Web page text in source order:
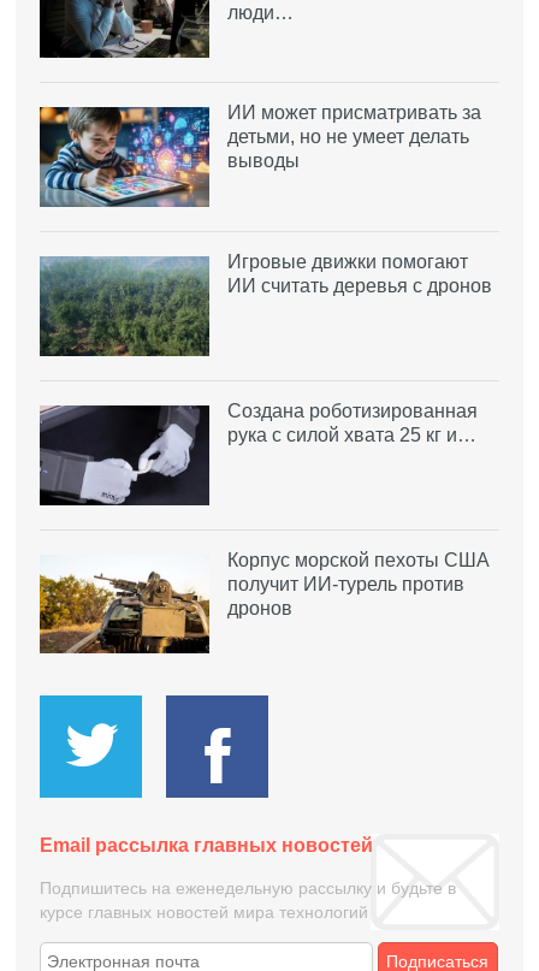
люди…
ИИ может присматривать за
детьми, но не умеет делать
выводы
Игровые движки помогают
ИИ считать деревья с дронов
Создана роботизированная
рука с силой хвата 25 кг и…
Корпус морской пехоты США
получит ИИ-турель против
дронов
Email рассылка главных новостей
Подпишитесь на еженедельную рассылку и будьте в
курсе главных новостей мира технологий
Подписаться